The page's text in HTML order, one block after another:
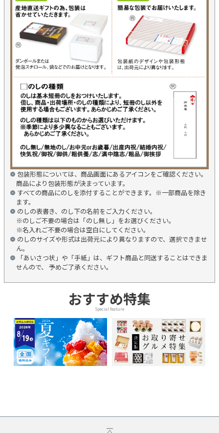
包装形態については、商品画面にあるアイコンをご確認ください。
商品により包装形態が決まっています。
すべての商品にのしを添付することができます。※一部商品を除き
ます。
のしの表書き、のし下の名前をご入力ください。
※のしご不要の場合は「のし無し」をお選びください。
※名入れご不要の場合は空白にしてください。
のしのサイズや形式は出荷元により異なりますので、選択できませ
ん。
「あいさつ状」や「手紙」は、ギフト商品と同送することはできま
せんので、 予めご了承ください。
おすすめ特集
Special feature